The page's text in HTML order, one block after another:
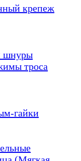
крепеж
шнуры
троса
гайки